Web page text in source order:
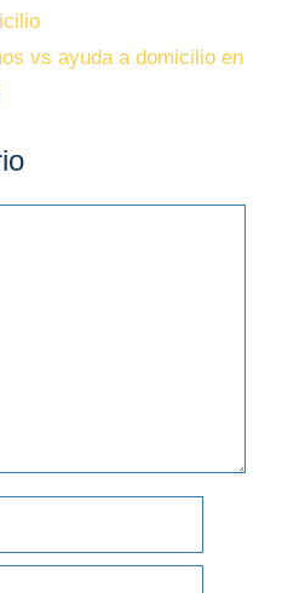
vs ayuda a domicilio en